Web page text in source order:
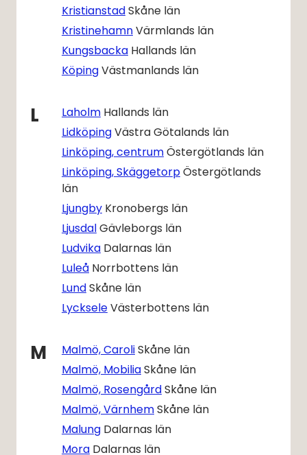
KristianstadSkåne län
KristinehamnVärmlands län
Kungsbacka Hallands län
KöpingVästmanlands län
L Laholm Hallands län
LidköpingVästra Götalands län
Linköping, centrumÖstergötlands län
Linköping, SkäggetorpÖstergötlands
län
Ljungby Kronobergs län
LjusdalGävleborgs län
Ludvika Dalarnas län
Luleå Norrbottens län
LundSkåne län
LyckseleVästerbottens län
M Malmö, CaroliSkåne län
Malmö, MobiliaSkåne län
Malmö, RosengårdSkåne län
Malmö, VärnhemSkåne län
Malung Dalarnas län
Mora Dalarnas län